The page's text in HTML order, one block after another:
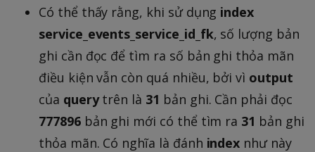
Có thể thấy rằng, khi sử dụng index
service_events_service_id_fk, số lượng bản
ghi cần đọc để tìm ra số bản ghi thỏa mãn
điều kiện vẫn còn quá nhiều, bởi vì output
của querytrên là 31 bản ghi. Cần phải đọc
777896bản ghi mới có thể tìm ra 31 bản ghi
thỏa mãn. Có nghĩa là đánh index như này